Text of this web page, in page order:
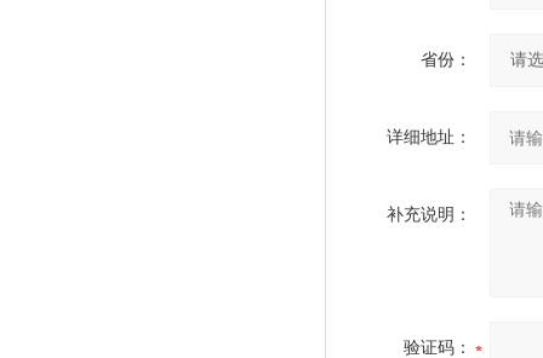
省份：
详细地址：
补充说明：
验证码：